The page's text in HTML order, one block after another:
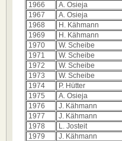
1966
A. Osieja
1967
A. Osieja
1968
H. Kähmann
1969
H. Kähmann
1970
W. Scheibe
1971
W. Scheibe
1972
W. Scheibe
1973
W. Scheibe
1974
P. Hütter
1975
A. Osieja
1976
J. Kähmann
1977
J. Kähmann
1978
L. Josteit
1979
J. Kähmann